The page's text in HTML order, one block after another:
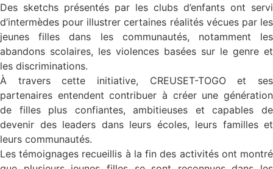
Des sketchs présentés par les clubs d’enfants ont servi
d’intermèdes pour illustrer certaines réalités vécues par les
jeunes filles dans les communautés, notamment les
abandons scolaires, les violences basées sur le genre et
les discriminations.
À travers cette initiative, CREUSET-TOGO et ses
partenaires entendent contribuer à créer une génération
de filles plus confiantes, ambitieuses et capables de
devenir des leaders dans leurs écoles, leurs familles et
leurs communautés.
Les témoignages recueillis à la fin des activités ont montré